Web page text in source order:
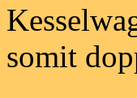
somit